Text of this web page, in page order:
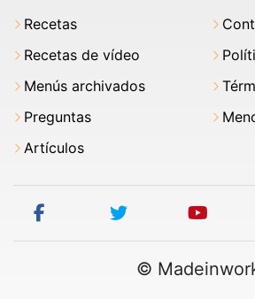
Recetas
Recetas de vídeo
Menús archivados
Preguntas
Artículos
facebook twitter
©